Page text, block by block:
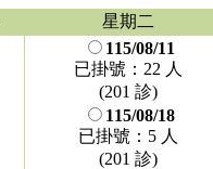
星期二
115/08/11
已掛號：22 人
(201 診)
115/08/18
已掛號：5 人
(201 診)